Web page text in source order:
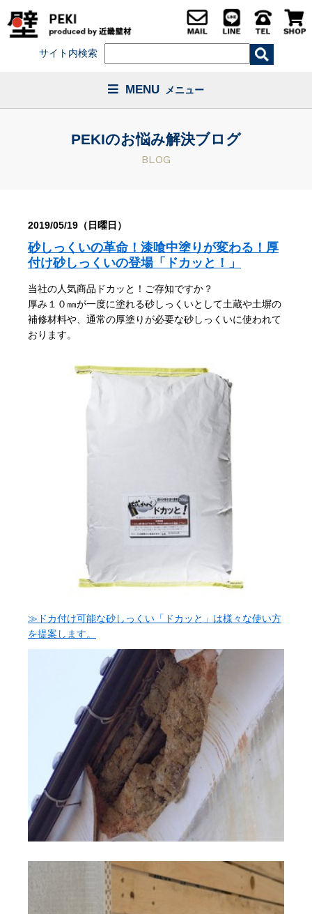
サイト内検索
MENU メニュー
PEKIのお悩み解決ブログ
BLOG
2019/05/19（日曜日）
砂しっくいの革命！漆喰中塗りが変わる！厚
付け砂しっくいの登場「ドカッと！」
当社の人気商品ドカッと！ご存知ですか？
厚み１０㎜が一度に塗れる砂しっくいとして土蔵や土塀の
補修材料や、通常の厚塗りが必要な砂しっくいに使われて
おります。
≫ドカ付け可能な砂しっくい「ドカッと」は様々な使い方
を提案します。